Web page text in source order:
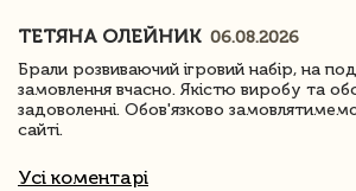
ТЕТЯНА ОЛЕЙНИК 06.08.2026
Брали розвиваючий ігровий набір, на
замовлення вчасно. Якістю виробу та
задоволенні. Обов'язково
сайті.
Усі коментарі